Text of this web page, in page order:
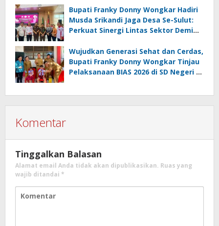
Terdampak
Bupati Franky Donny Wongkar Hadiri
Musda Srikandi Jaga Desa Se-Sulut:
Perkuat Sinergi Lintas Sektor Demi
Wujudkan Generasi Sehat dan Cerdas,
Bupati Franky Donny Wongkar Tinjau
Pelaksanaan BIAS 2026 di SD Negeri 2
Komentar
Tinggalkan Balasan
Alamat email Anda tidak akan dipublikasikan. Ruas yang
wajib ditandai *